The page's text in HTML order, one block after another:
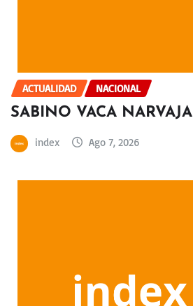
ACTUALIDAD NACIONAL
SABINO VACA NARVAJA
index Ago 7, 2026